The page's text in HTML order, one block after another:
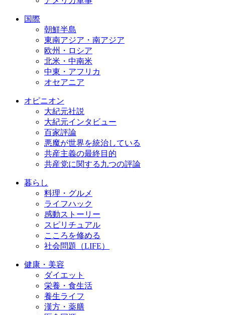
国際
朝鮮半島
東南アジア・南アジア
欧州・ロシア
北米・中南米
中東・アフリカ
オセアニア
オピニオン
大紀元社説
大紀元インタビュー
百家評論
悪魔が世界を統治している
共産主義の最終目的
共産党に関する九つの評論
暮らし
料理・グルメ
ライフハック
感動ストーリー
スピリチュアル
こころを修める
社会問題（LIFE）
健康・美容
ダイエット
栄養・食生活
養生ライフ
漢方・薬膳